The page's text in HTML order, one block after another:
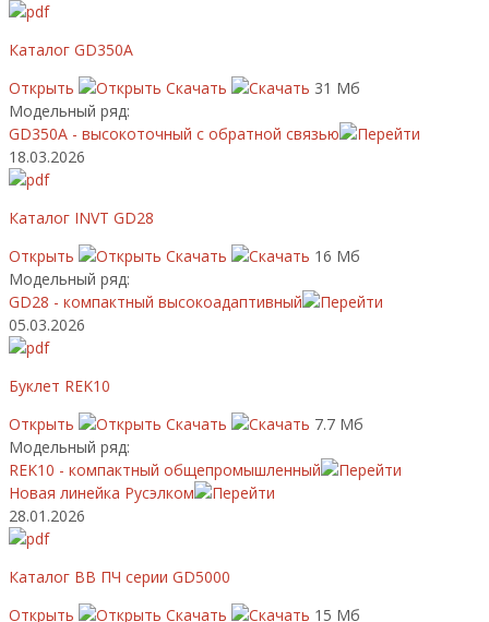
Каталог GD350A
Открыть
Скачать
31 Мб
Модельный ряд:
GD350A - высокоточный с обратной связью
18.03.2026
Каталог INVT GD28
Открыть
Скачать
16 Мб
Модельный ряд:
GD28 - компактный высокоадаптивный
05.03.2026
Буклет REK10
Открыть
Скачать
7.7 Мб
Модельный ряд:
REK10 - компактный общепромышленный
Новая линейка Русэлком
28.01.2026
Каталог ВВ ПЧ серии GD5000
Открыть
Скачать
15 Мб